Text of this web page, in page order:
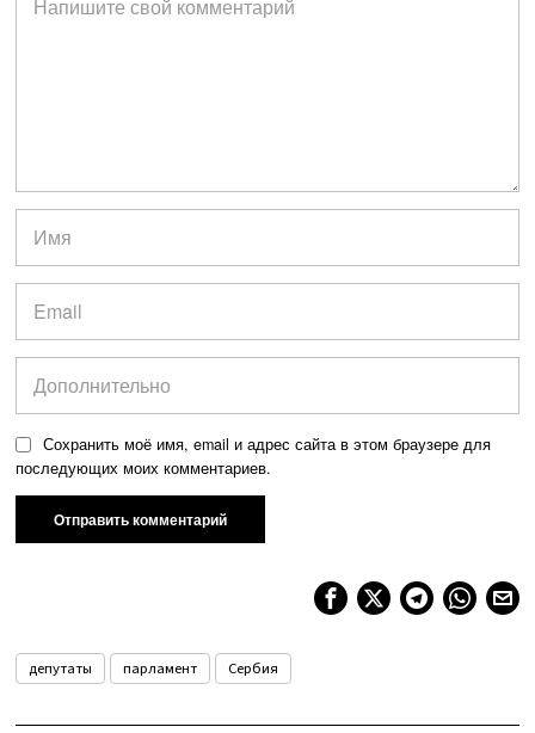
Сохранить моё имя, email и адрес сайта в этом браузере для
последующих моих комментариев.
депутаты парламент Сербия